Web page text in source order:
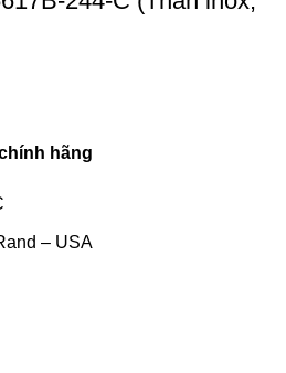
hãng
– USA